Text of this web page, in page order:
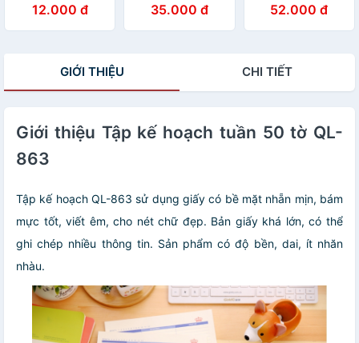
NO.102
12.000 đ 35.000 đ 52.000 đ
GIỚI THIỆU CHI TIẾT
Giới thiệu Tập kế hoạch tuần 50 tờ QL-
863
Tập kế hoạch QL-863 sử dụng giấy có bề mặt nhẵn mịn, bám
mực tốt, viết êm, cho nét chữ đẹp. Bản giấy khá lớn, có thể
ghi chép nhiều thông tin. Sản phẩm có độ bền, dai, ít nhăn
nhàu.